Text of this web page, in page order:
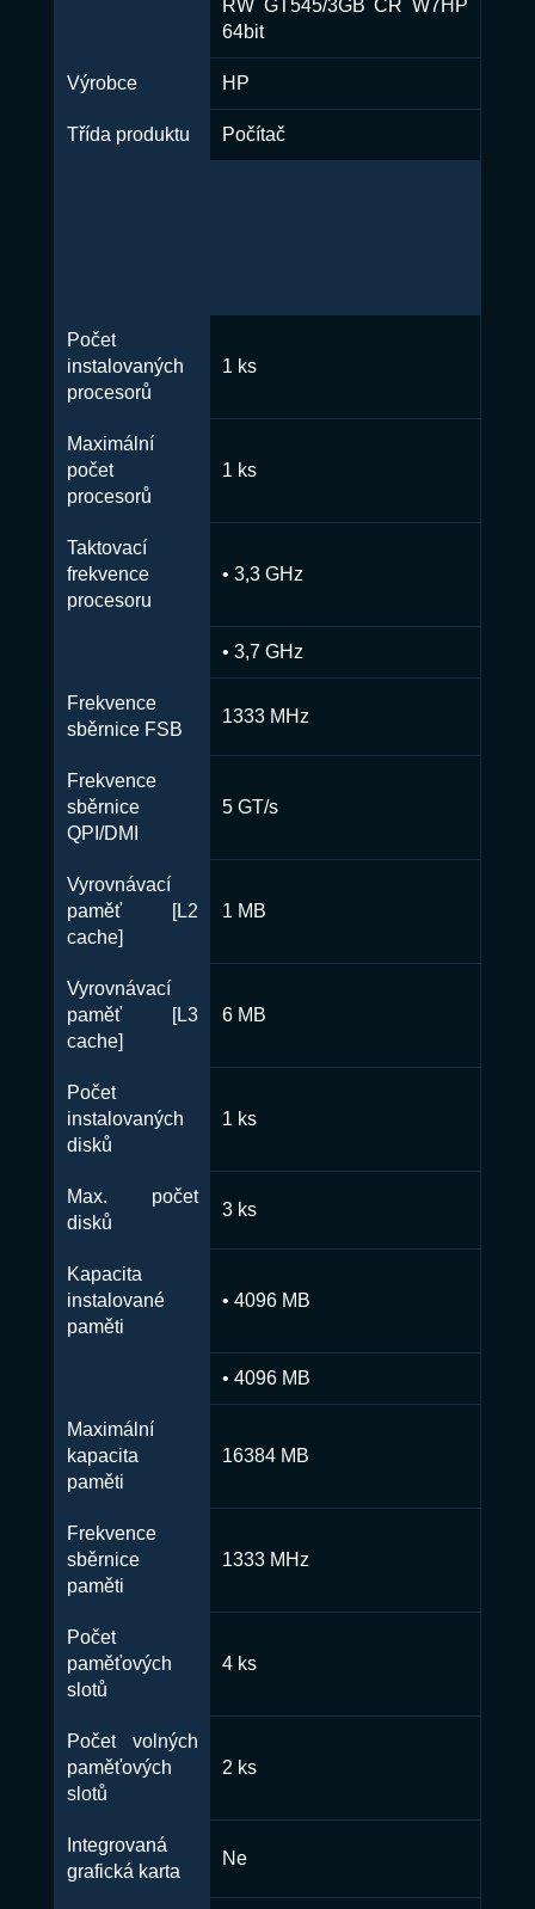
RW GT545/3GB CR W7HP
64bit
Výrobce HP
Třída produktu Počítač
Počet
instalovaných
procesorů
1 ks
Maximální
počet
procesorů
1 ks
Taktovací
frekvence
procesoru
• 3,3 GHz
• 3,7 GHz
Frekvence
sběrnice FSB
1333 MHz
Frekvence
sběrnice
QPI/DMI
5 GT/s
Vyrovnávací
paměť [L2
cache]
1 MB
Vyrovnávací
paměť [L3
cache]
6 MB
Počet
instalovaných
disků
1 ks
Max. počet
disků
3 ks
Kapacita
instalované
paměti
• 4096 MB
• 4096 MB
Maximální
kapacita
paměti
16384 MB
Frekvence
sběrnice
paměti
1333 MHz
Počet
paměťových
slotů
4 ks
Počet volných
paměťových
slotů
2 ks
Integrovaná
grafická karta
Ne